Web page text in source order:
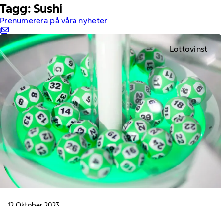
Tagg: Sushi
Prenumerera på våra nyheter
Lottovinst